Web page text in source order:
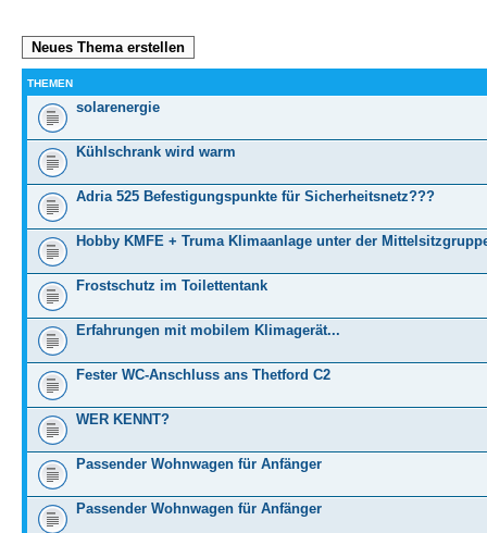
Neues Thema erstellen
THEMEN
solarenergie
Kühlschrank wird warm
Adria 525 Befestigungspunkte für Sicherheitsnetz???
Hobby KMFE + Truma Klimaanlage unter der
Frostschutz im Toilettentank
Erfahrungen mit mobilem Klimagerät...
Fester WC-Anschluss ans Thetford C2
WER KENNT?
Passender Wohnwagen für Anfänger
Passender Wohnwagen für Anfänger